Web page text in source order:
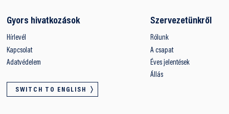
Gyors hivatkozások
Hírlevél
Kapcsolat
Adatvédelem
SWITCH TO ENGLISH
Szervezetünkről
Rólunk
A csapat
Éves jelentések
Állás